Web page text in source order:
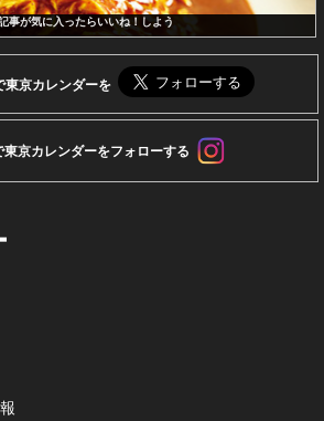
事が気に入ったらいいね！しよう
京カレンダーを
京カレンダーをフォローする